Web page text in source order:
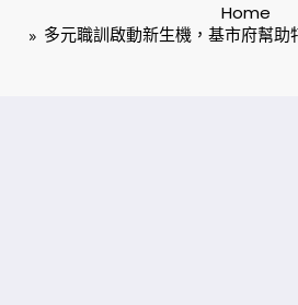
Home
多元職訓啟動新生機，基市府幫助